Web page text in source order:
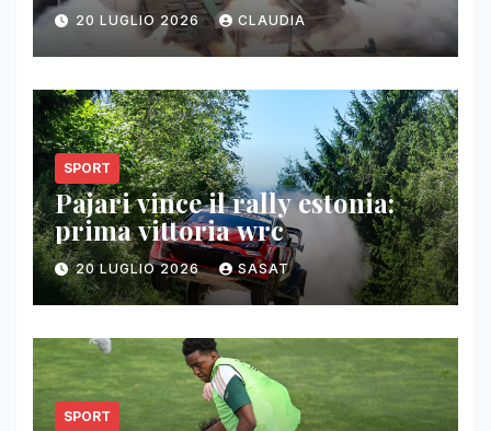
20 LUGLIO 2026 CLAUDIA
SPORT
Pajari vince il rally estonia:
prima vittoria wrc
20 LUGLIO 2026 SASAT
SPORT